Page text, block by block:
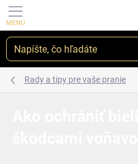
Prejsť
na
obsah
Rady a tipy pre vaše pranie